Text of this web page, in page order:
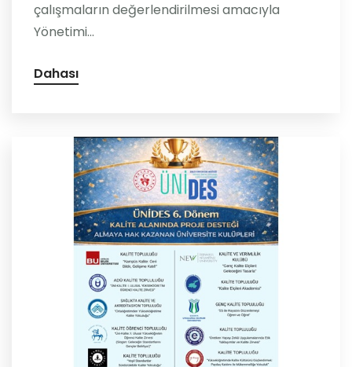
çalışmaların değerlendirilmesi amacıyla
Yönetimi...
Dahası